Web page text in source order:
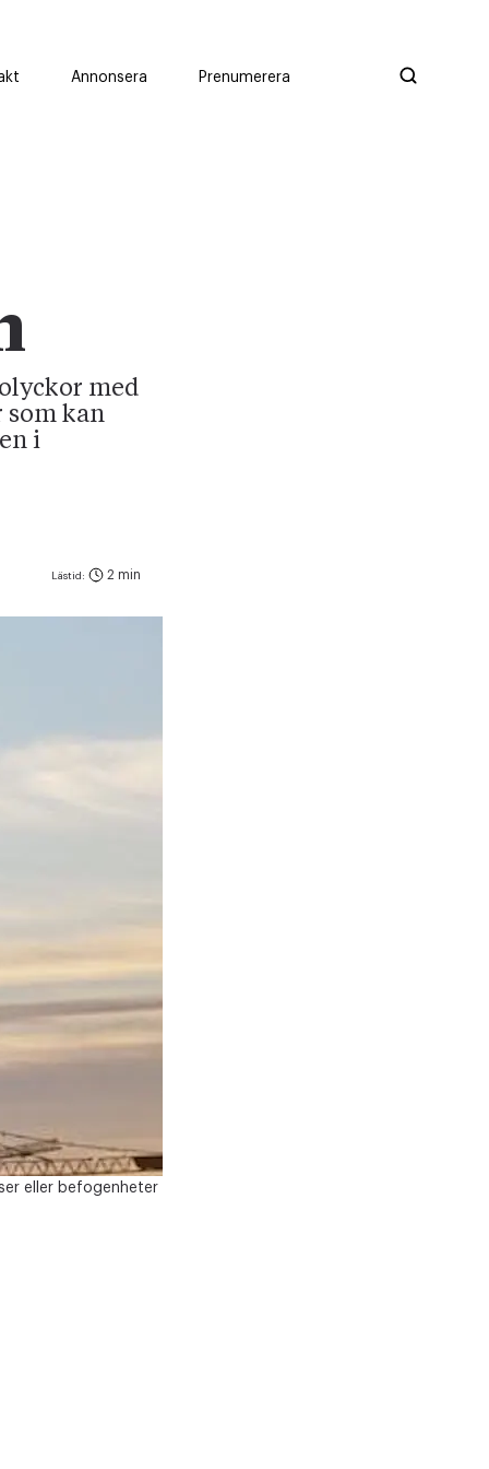
Annonsera Prenumerera
med
kan
i
Lästid: 2 min
eller befogenheter